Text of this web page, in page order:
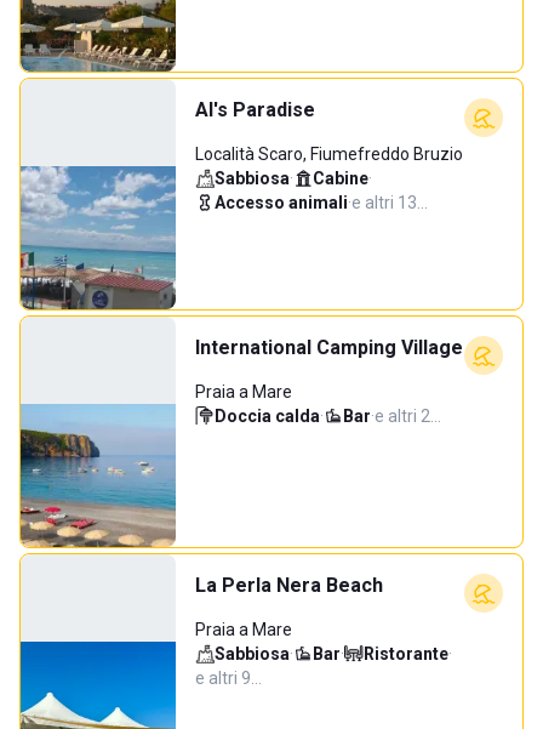
Al's Paradise
Località Scaro, Fiumefreddo Bruzio
Sabbiosa· Cabine·
Accesso animali·e altri 13…
International Camping Village
Praia a Mare
Doccia calda· Bar·e altri 2…
La Perla Nera Beach
Praia a Mare
Sabbiosa· Bar· Ristorante·
e altri 9…